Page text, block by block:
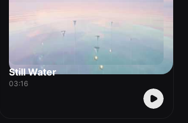
Still Water
03:16